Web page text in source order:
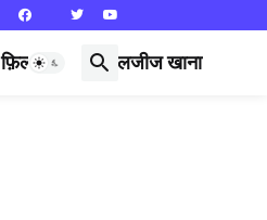
फ़िल्मी दुनिया लजीज खाना